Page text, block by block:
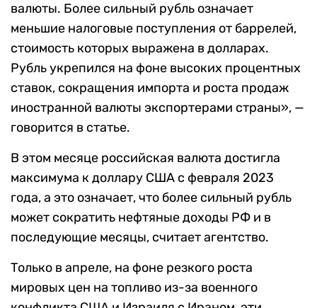
валюты. Более сильный рубль означает
меньшие налоговые поступления от баррелей,
стоимость которых выражена в долларах.
Рубль укрепился на фоне высоких процентных
ставок, сокращения импорта и роста продаж
иностранной валюты экспортерами страны», —
говорится в статье.
В этом месяце российская валюта достигла
максимума к доллару США с февраля 2023
года, а это означает, что более сильный рубль
может сократить нефтяные доходы РФ и в
последующие месяцы, считает агентство.
Только в апреле, на фоне резкого роста
мировых цен на топливо из-за военного